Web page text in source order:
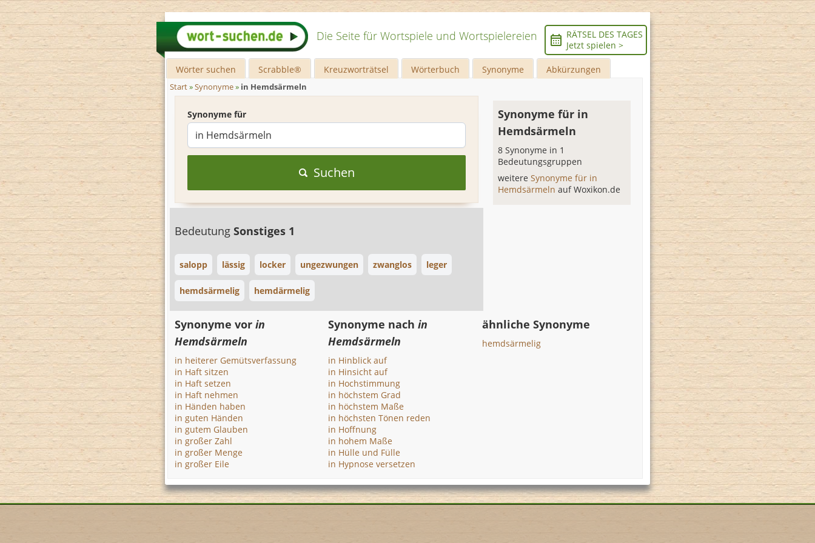
Die Seite für Wortspiele und Wortspielereien
RÄTSEL DES TAGES
Jetzt spielen >
Wörter suchen Scrabble® Kreuzworträtsel Wörterbuch Synonyme Abkürzungen
Start»Synonyme» in Hemdsärmeln
Synonyme für
Suchen
Bedeutung Sonstiges 1
salopp lässig locker ungezwungen zwanglos leger
hemdsärmelig hemdärmelig
Synonyme für in
Hemdsärmeln
8 Synonyme in 1
Bedeutungsgruppen
weitereSynonyme für in
Hemdsärmelnauf Woxikon.de
Synonyme vor in
Hemdsärmeln
in heiterer Gemütsverfassung
in Haft sitzen
in Haft setzen
in Haft nehmen
in Händen haben
in guten Händen
in gutem Glauben
in großer Zahl
in großer Menge
in großer Eile
Synonyme nachin
Hemdsärmeln
in Hinblick auf
in Hinsicht auf
in Hochstimmung
in höchstem Grad
in höchstem Maße
in höchsten Tönen reden
in Hoffnung
in hohem Maße
in Hülle und Fülle
in Hypnose versetzen
ähnliche Synonyme
hemdsärmelig